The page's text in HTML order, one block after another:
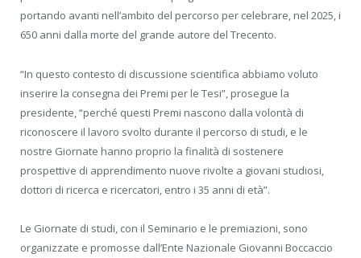
portando avanti nell’ambito del percorso per celebrare, nel 2025, i
650 anni dalla morte del grande autore del Trecento.
“In questo contesto di discussione scientifica abbiamo voluto
inserire la consegna dei Premi per le Tesi”, prosegue la
presidente, “perché questi Premi nascono dalla volontà di
riconoscere il lavoro svolto durante il percorso di studi, e le
nostre Giornate hanno proprio la finalità di sostenere
prospettive di apprendimento nuove rivolte a giovani studiosi,
dottori di ricerca e ricercatori, entro i 35 anni di età”.
Le Giornate di studi, con il Seminario e le premiazioni, sono
organizzate e promosse dall’Ente Nazionale Giovanni Boccaccio